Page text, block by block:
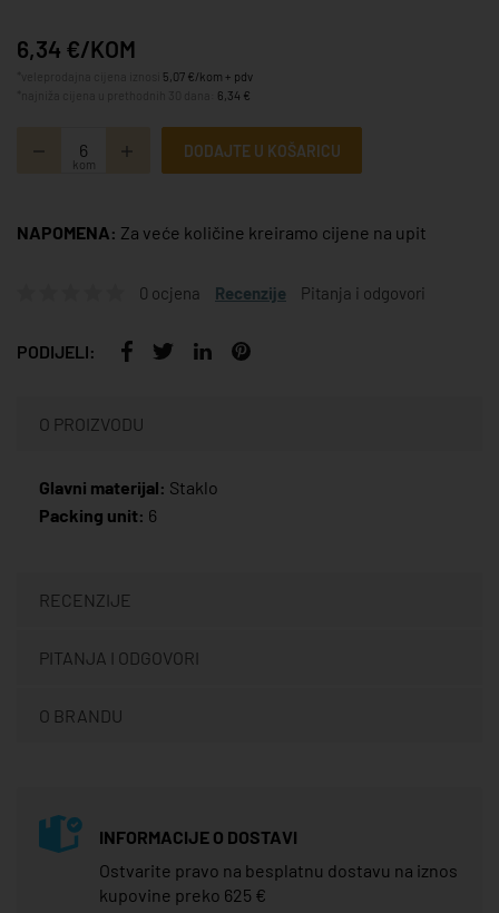
6,34 €/KOM
5,07 €/kom + pdv
6,34 €
kom
DODAJTE U KOŠARICU
NAPOMENA: Za veće količine kreiramo cijene na upit
0 ocjena Recenzije Pitanja i odgovori
PODIJELI:
O PROIZVODU
Glavni materijal: Staklo
Packing unit: 6
RECENZIJE
PITANJA I ODGOVORI
O BRANDU
INFORMACIJE O DOSTAVI
Ostvarite pravo na besplatnu dostavu na iznos
kupovine preko 625 €